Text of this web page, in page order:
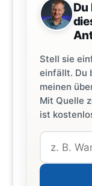
Du
Stell sie
einfällt. Du
meinen
Mit Quelle
ist